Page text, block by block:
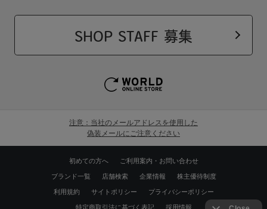
SHOP STAFF 募集
注意：当社のメールアドレスを使用した
偽装メールにご注意ください
初めての方へ ご利用案内・お問い合わせ
ブランド一覧 店舗検索 企業情報 株主優待制度
利用規約 サイトポリシー プライバシーポリシー
特定商取引法に基づく表記 採用情報